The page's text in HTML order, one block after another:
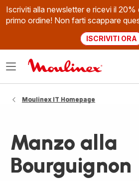
Iscriviti alla newsletter e ricevi il
primo ordine! Non farti scappare
ISCRIVITI ORA
Apri
Moulinex IT Homepage
Manzo alla
Bourguignon